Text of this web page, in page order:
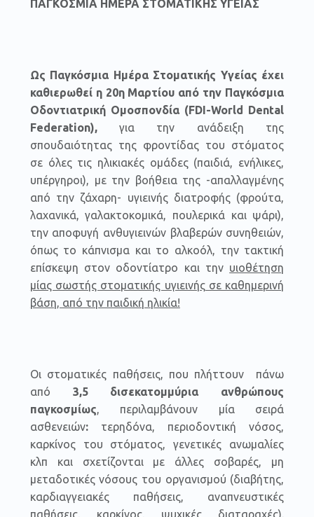
ΠΑΓΚΟΣΜΙΑ ΗΜΕΡΑ ΣΤΟΜΑΤΙΚΗΣ ΥΓΕΙΑΣ
Ως Παγκόσμια Ημέρα Στοματικής Υγείας έχει
καθιερωθεί η 20η Μαρτίου από την Παγκόσμια
Οδοντιατρική Ομοσπονδία (FDI-World Dental
Federation),για την ανάδειξη της
σπουδαιότητας της φροντίδας του στόματος
σε όλες τις ηλικιακές ομάδες (παιδιά, ενήλικες,
υπέργηροι), με την βοήθεια της -απαλλαγμένης
από την ζάχαρη- υγιεινής διατροφής (φρούτα,
λαχανικά, γαλακτοκομικά, πουλερικά και ψάρι),
την αποφυγή ανθυγιεινών βλαβερών συνηθειών,
όπως το κάπνισμα και το αλκοόλ, την τακτική
επίσκεψη στον οδοντίατρο και την υιοθέτηση
μίας σωστής στοματικής υγιεινής σε καθημερινή
βάση, από την παιδική ηλικία!
Οι στοματικές παθήσεις, που πλήττουν πάνω
από 3,5 δισεκατομμύρια ανθρώπους
παγκοσμίως , περιλαμβάνουν μία σειρά
ασθενειών: τερηδόνα, περιοδοντική νόσος,
καρκίνος του στόματος, γενετικές ανωμαλίες
κλπ και σχετίζονται με άλλες σοβαρές, μη
μεταδοτικές νόσους του οργανισμού (διαβήτης,
καρδιαγγειακές παθήσεις, αναπνευστικές
παθήσεις, καρκίνος, ψυχικές διαταραχές).